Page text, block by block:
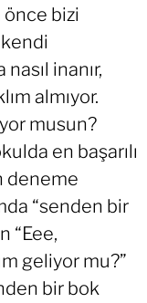
önce bizi
kendi
inanır,
almıyor.
musun?
en başarılı
deneme
“senden bir
“Eee,
geliyor mu?”
bir bok